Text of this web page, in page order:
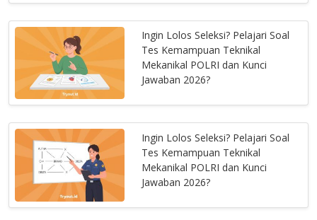
Ingin Lolos Seleksi? Pelajari Soal
Tes Kemampuan Teknikal
Mekanikal POLRI dan Kunci
Jawaban 2026?
Ingin Lolos Seleksi? Pelajari Soal
Tes Kemampuan Teknikal
Mekanikal POLRI dan Kunci
Jawaban 2026?